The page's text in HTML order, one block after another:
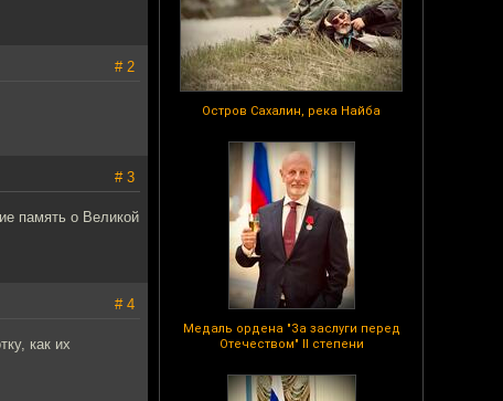
Остров Сахалин, река Найба
Медаль ордена "За заслуги перед
Отечеством" II степени
# 2
# 3
память о Великой
# 4
как их